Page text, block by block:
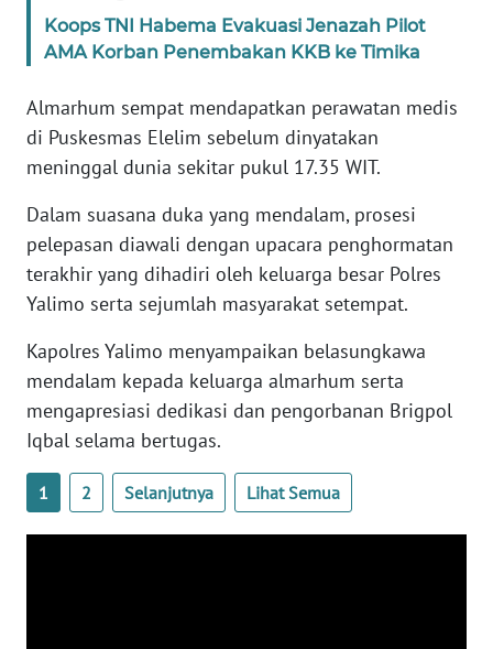
Koops TNI Habema Evakuasi Jenazah Pilot
AMA Korban Penembakan KKB ke Timika
Almarhum sempat mendapatkan perawatan medis
di Puskesmas Elelim sebelum dinyatakan
meninggal dunia sekitar pukul 17.35 WIT.
Dalam suasana duka yang mendalam, prosesi
pelepasan diawali dengan upacara penghormatan
terakhir yang dihadiri oleh keluarga besar Polres
Yalimo serta sejumlah masyarakat setempat.
Kapolres Yalimo menyampaikan belasungkawa
mendalam kepada keluarga almarhum serta
mengapresiasi dedikasi dan pengorbanan Brigpol
Iqbal selama bertugas.
1 2 Selanjutnya Lihat Semua
PAPUA
WN
RIAU
SERAMBI
WN
JAMBI